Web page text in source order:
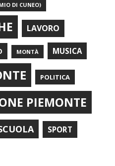
DI CUNEO)
LAVORO
MONTÀ MUSICA
POLITICA
PIEMONTE
SPORT